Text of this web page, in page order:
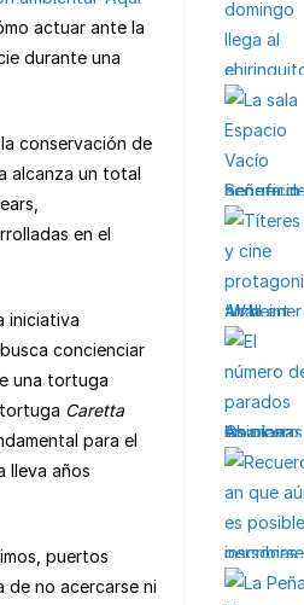
actuar ante la
durante una
conservación de
alcanza un total
en el
iniciativa
concienciar
una tortuga
Caretta
para el
lleva años
puertos
no acercarse ni